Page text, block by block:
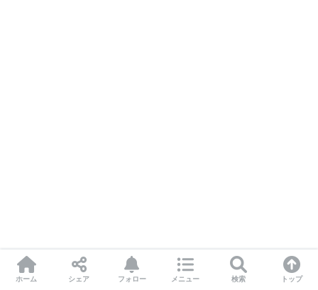
ホーム シェア フォロー メニュー 検索 トップ